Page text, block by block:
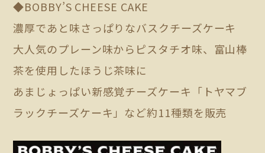
◆BOBBY’S CHEESE CAKE
濃厚であと味さっぱりなバスクチーズケーキ
大人気のプレーン味からピスタチオ味、富山棒
茶を使用したほうじ茶味に
あまじょっぱい新感覚チーズケーキ「トヤマブ
ラックチーズケーキ」など約11種類を販売